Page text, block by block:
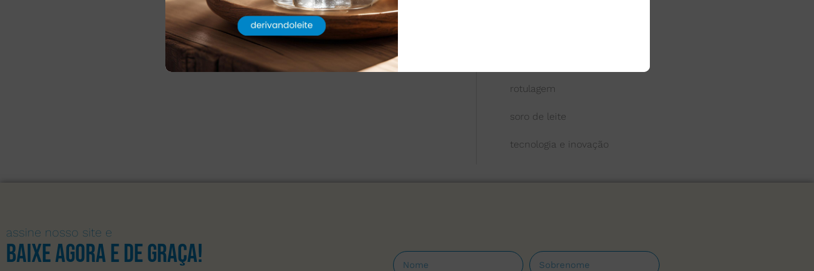
rotulagem
soro de leite
tecnologia e inovação
assine nosso site e
Baixe agora e de graça!